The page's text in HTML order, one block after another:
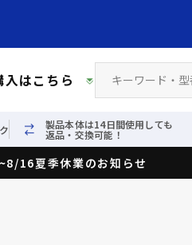
入はこちら
製品本体は14日間使用しても
返品・交換可能！
16夏季休業のお知らせ